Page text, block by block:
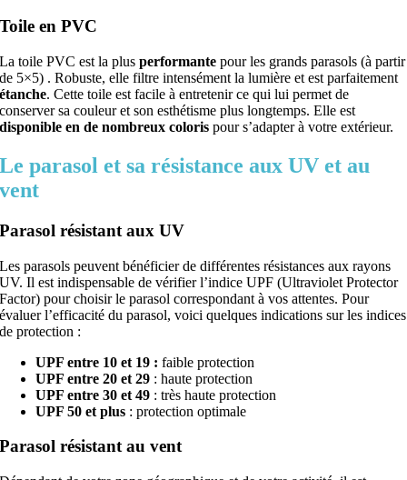
Toile en PVC
La toile PVC est la plusperformante pour les grands parasols (à partir
de 5×5) . Robuste, elle filtre intensément la lumière et est parfaitement
étanche. Cette toile est facile à entretenir ce qui lui permet de
conserver sa couleur et son esthétisme plus longtemps. Elle est
disponible en de nombreux coloris pour s’adapter à votre extérieur.
Le parasol et sa résistance aux UV et au
vent
Parasol résistant aux UV
Les parasols peuvent bénéficier de différentes résistances aux rayons
UV. Il est indispensable de vérifier l’indice UPF (Ultraviolet Protector
Factor) pour choisir le parasol correspondant à vos attentes. Pour
évaluer l’efficacité du parasol, voici quelques indications sur les indices
de protection :
UPF entre 10 et 19 : faible protection
UPF entre 20 et 29 : haute protection
UPF entre 30 et 49 : très haute protection
UPF 50 et plus : protection optimale
Parasol résistant au vent